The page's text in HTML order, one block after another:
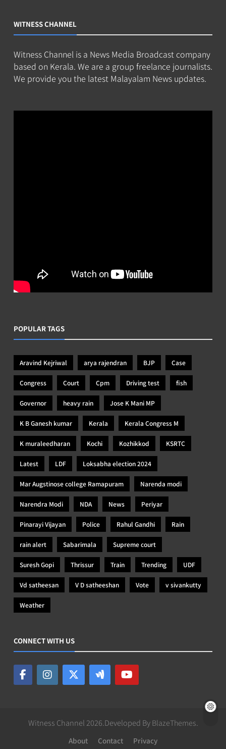
WITNESS CHANNEL
Witness Channel is a News Media Broadcast company
based on Kerala. We are a group freelance journalists.
We provide you the latest Malayalam News updates.
POPULAR TAGS
Aravind Kejriwal arya rajendran BJP Case
Congress Court Cpm Driving test fish
Governor heavy rain Jose K Mani MP
K B Ganesh kumar Kerala Kerala Congress M
K muraleedharan Kochi Kozhikkod KSRTC
Latest LDF Loksabha election 2024
Mar Augstinose college Ramapuram Narenda modi
Narendra Modi NDA News Periyar
Pinarayi Vijayan Police Rahul Gandhi Rain
rain alert Sabarimala Supreme court
Suresh Gopi Thrissur Train Trending UDF
Vd satheesan V D satheeshan Vote v sivankutty
Weather
CONNECT WITH US
Witness Channel 2026.Developed ByBlazeThemes
About Contact Privacy